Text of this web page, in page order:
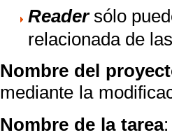
Readersólo
relacionada de
Nombre del
mediante la
Nombre de la tarea: